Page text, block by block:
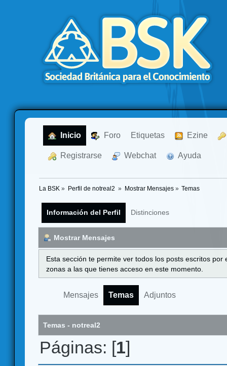
Inicio Foro Etiquetas Ezine
Registrarse Webchat Ayuda
La BSK » Perfil de notreal2 » Mostrar Mensajes» Temas
Información del Perfil Distinciones
Mostrar Mensajes
Esta sección te permite ver todos los posts escritos
zonas a las que tienes acceso en este momento.
Mensajes Temas Adjuntos
Temas - notreal2
Páginas: [1]